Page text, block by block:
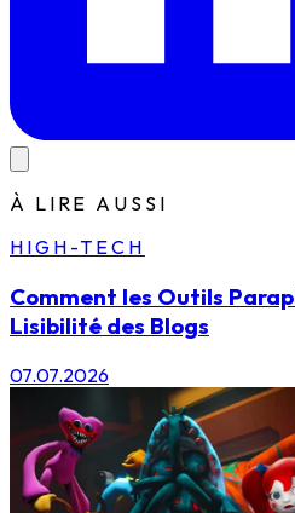
À LIRE AUSSI
HIGH-TECH
Comment les Outils
Lisibilité des Blogs
07.07.2026